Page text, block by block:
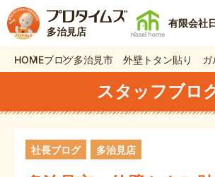
多治見店
有限会社
HOMEブログ多治見市 外壁トタン貼り ガ
スタッフブロ
社長ブログ 多治見店